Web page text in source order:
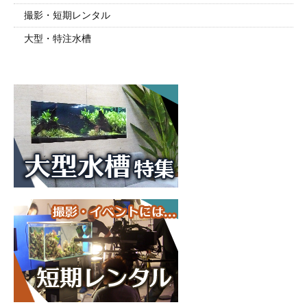
撮影・短期レンタル
大型・特注水槽